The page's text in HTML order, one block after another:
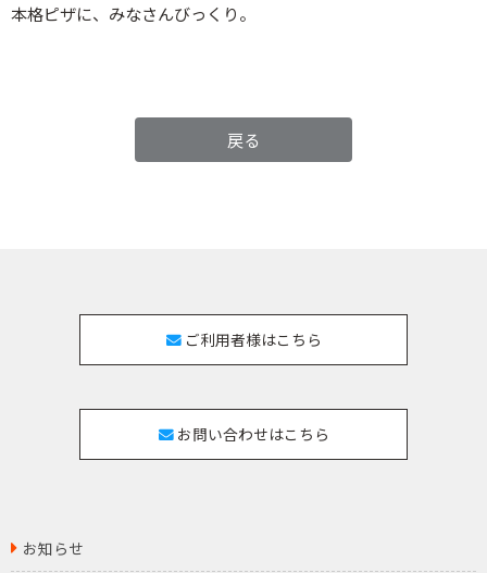
本格ピザに、みなさんびっくり。
戻る
ご利用者様はこちら
お問い合わせはこちら
お知らせ